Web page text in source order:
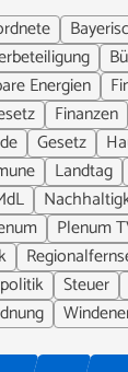
Energien
Finanzen
Gesetz
Landtag
Plenum
Steuer